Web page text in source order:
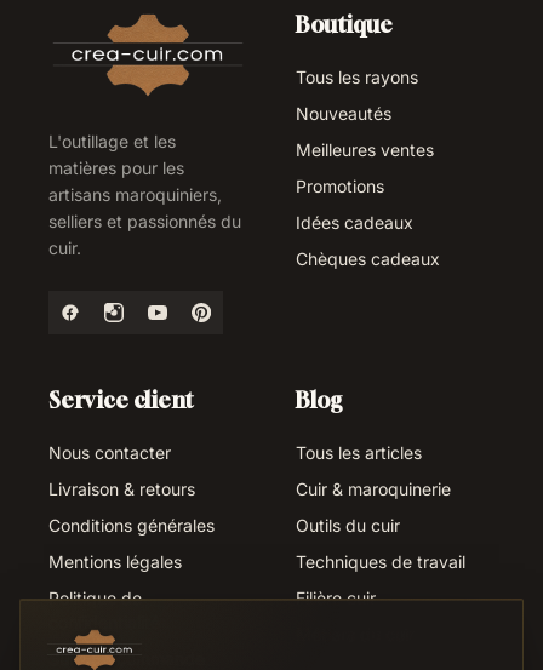
L'outillage et les
matières pour les
artisans maroquiniers,
selliers et passionnés du
cuir.
Boutique
Tous les rayons
Nouveautés
Meilleures ventes
Promotions
Idées cadeaux
Chèques cadeaux
Service client
Nous contacter
Livraison & retours
Conditions générales
Mentions légales
Politique de
Suivi de commande
Blog
Tous les articles
Cuir & maroquinerie
Outils du cuir
Techniques de travail
Filière cuir